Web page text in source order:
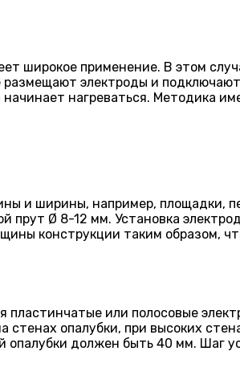
широкое применение. В этом
размещают электроды и
нагреваться. Методика
и ширины, например, площадки,
Ø 8-12 мм. Установка
конструкции таким образом,
или полосовые
опалубки, при высоких
должен быть 40 мм. Шаг